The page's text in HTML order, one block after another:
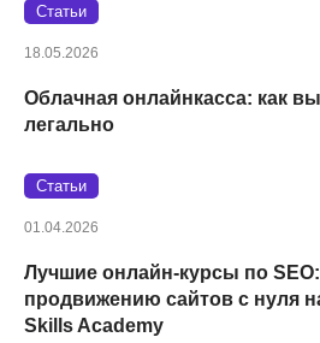
Статьи
18.05.2026
Облачная онлайнкасса: как
легально
Статьи
01.04.2026
Лучшие онлайн-курсы по SEO:
продвижению сайтов с нуля
Skills Academy